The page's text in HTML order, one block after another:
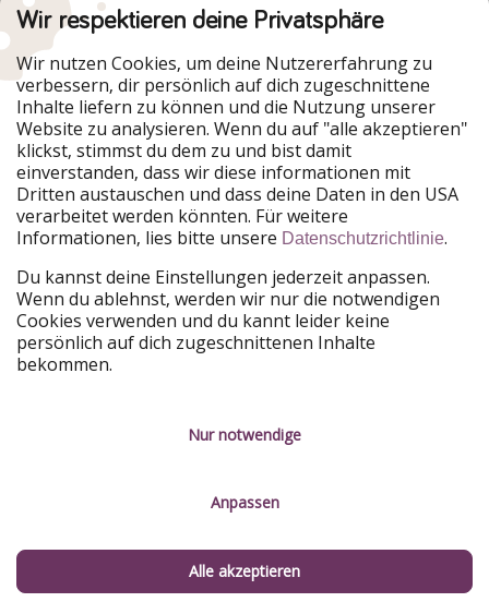
Was sind die besten Reiseziele im Februar?
A:Im Februar zählenThailand, Sri Lanka, die
Kanarischen Inseln, Mexiko und Südafrikazu den
besten Reisezielen. Dort herrschen angenehme
Temperaturen, Trockenzeit und ideale Bedingungen
für Sonne, Strand und Entdeckungstouren.
Q:Welche warmen Reiseziele im Februar haben eine
A:Warme Reiseziele im Februar mit kurzer Flugzeit ab
Europa sindKanarische Inseln, Madeira, Marokko und
Zypern. Sie bieten mildes Klima, Sonne und sind in 4–5
Wo in Europa ist es im Februar warm?
A:
In Europa ist es im Februar vergleichsweise warm auf
denKanarischen Inseln, Madeira und auf Zypern. Dort
Wir respektieren deine Privatsphäre
Wir nutzen Cookies, um deine Nutzererfahrung zu
verbessern, dir persönlich auf dich zugeschnittene
Inhalte liefern zu können und die Nutzung unserer
Website zu analysieren. Wenn du auf "alle akzeptieren"
klickst, stimmst du dem zu und bist damit
einverstanden, dass wir diese informationen mit
Dritten austauschen und dass deine Daten in den USA
verarbeitet werden könnten. Für weitere
Informationen, lies bitte unsere Datenschutzrichtlinie.
Du kannst deine Einstellungen jederzeit anpassen.
Wenn du ablehnst, werden wir nur die notwendigen
Cookies verwenden und du kannt leider keine
persönlich auf dich zugeschnittenen Inhalte
bekommen.
Nur notwendige
Anpassen
Alle akzeptieren